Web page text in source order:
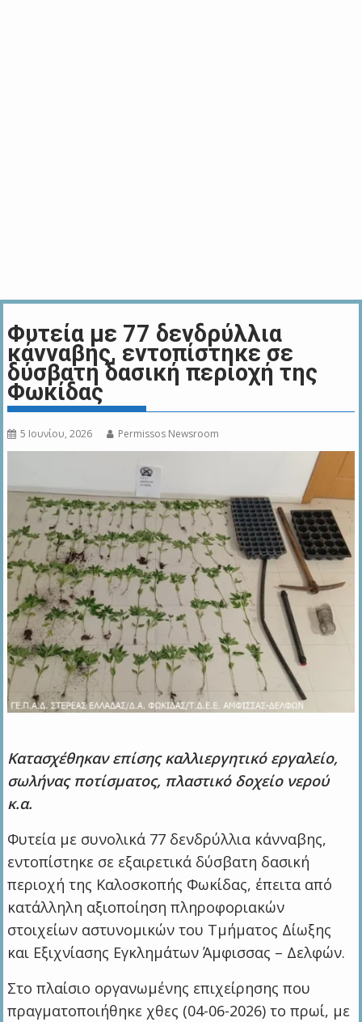
Φυτεία με 77 δενδρύλλια
κάνναβης, εντοπίστηκε σε
δύσβατη δασική περιοχή της
Φωκίδας
5 Ιουνίου, 2026 Permissos Newsroom
Κατασχέθηκαν επίσης καλλιεργητικό εργαλείο,
σωλήνας ποτίσματος, πλαστικό δοχείο νερού
κ.α.
Φυτεία με συνολικά 77 δενδρύλλια κάνναβης,
εντοπίστηκε σε εξαιρετικά δύσβατη δασική
περιοχή της Καλοσκοπής Φωκίδας, έπειτα από
κατάλληλη αξιοποίηση πληροφοριακών
στοιχείων αστυνομικών του Τμήματος Δίωξης
και Εξιχνίασης Εγκλημάτων Άμφισσας – Δελφών.
Στο πλαίσιο οργανωμένης επιχείρησης που
πραγματοποιήθηκε χθες (04-06-2026) το πρωί, με